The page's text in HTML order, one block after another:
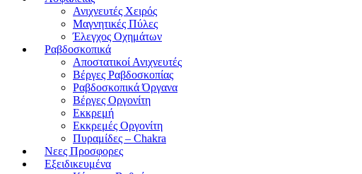
Ανιχνευτές Χειρός
Μαγνητικές Πύλες
Έλεγχος Οχημάτων
Ραβδοσκοπικά
Αποστατικοί Ανιχνευτές
Βέργες Ραβδοσκοπίας
Ραβδοσκοπικά Όργανα
Βέργες Οργονίτη
Εκκρεμή
Εκκρεμές Οργονίτη
Πυραμίδες – Chakra
Νεες Προσφορες
Εξειδικευμένα